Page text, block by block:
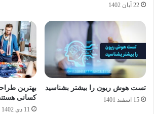
22 آبان 1402
تست هوش ریون را بیشتر بشناسید
15 اسفند 1401
بهترین
کسانی
11 دی 1402